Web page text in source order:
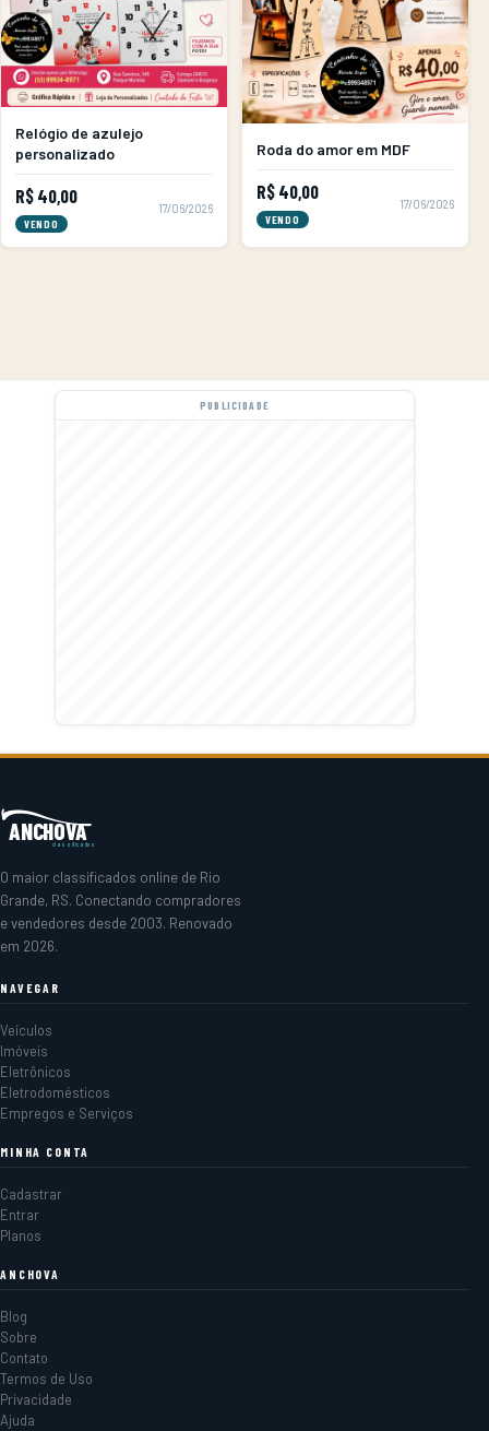
Relógio de azulejo
personalizado
R$ 40,00
VENDO
17/06/2026
Roda do amor em MDF
R$ 40,00
VENDO
17/06/2026
PUBLICIDADE
ANCHOVA
classificados
O maior classificados online de Rio
Grande, RS. Conectando compradores
e vendedores desde 2003. Renovado
em 2026.
NAVEGAR
Veículos
Imóveis
Eletrônicos
Eletrodomésticos
Empregos e Serviços
MINHA CONTA
Cadastrar
Entrar
Planos
ANCHOVA
Blog
Sobre
Contato
Termos de Uso
Privacidade
Ajuda